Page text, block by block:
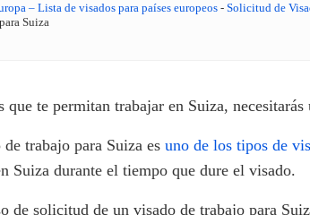
– Lista de visados para países europeos - Solicitud de
Suiza
que te permitan trabajar en Suiza,
trabajo para Suiza esuno de los tipos de
Suiza durante el tiempo que dure el visado.
de solicitud de un visado de trabajo para